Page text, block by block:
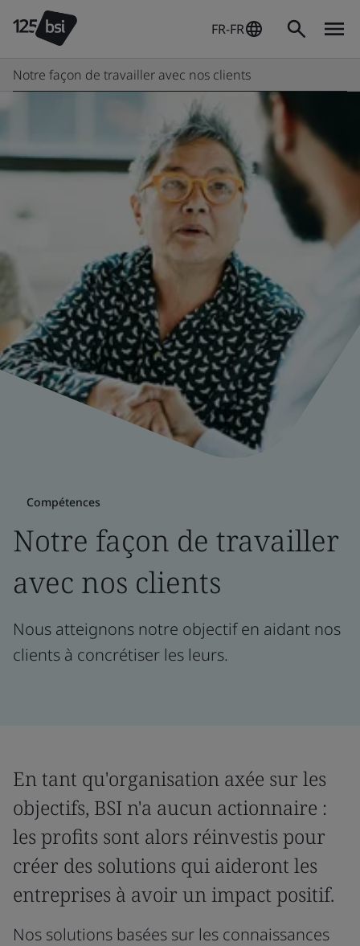
FR-FR
Notre façon de travailler avec nos clients
Compétences
Notre façon de travailler
avec nos clients
Nous atteignons notre objectif en aidant nos
clients à concrétiser les leurs.
En tant qu'organisation axée sur les
objectifs, BSI n'a aucun actionnaire :
les profits sont alors réinvestis pour
créer des solutions qui aideront les
entreprises à avoir un impact positif.
Nos solutions basées sur les connaissances